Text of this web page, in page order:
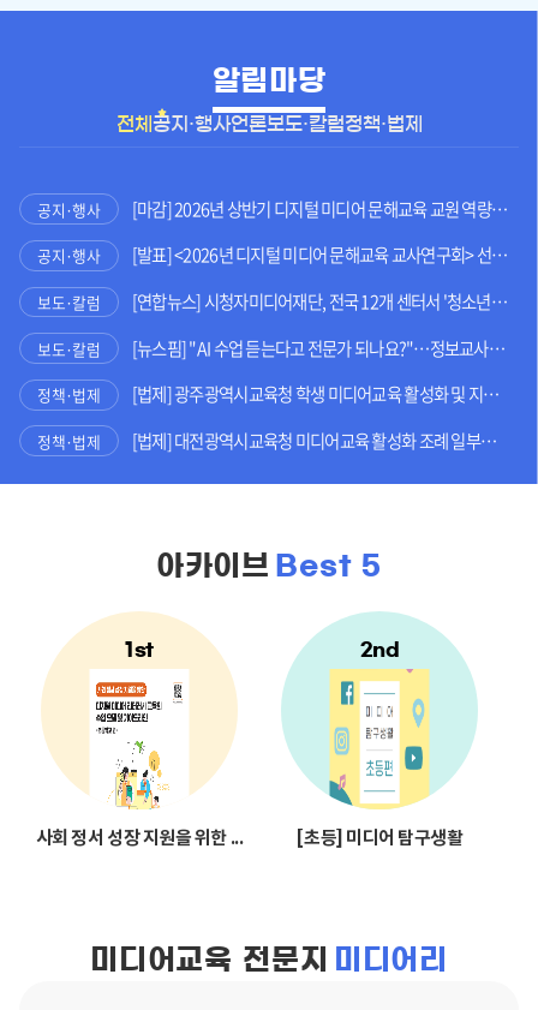
알림마당
전체
공지·행사 [마감] 2026년 상반기 디지털 미디어 문해교육 교원 역량 강화 연수 참여자 모집
공지·행사 [발표] <2026년 디지털 미디어 문해교육 교사연구회> 선정 결과 발표
보도·칼럼 [연합뉴스] 시청자미디어재단, 전국 12개 센터서 '청소년 미디어 주간'
보도·칼럼 [뉴스핌] "AI 수업 듣는다고 전문가 되나요?"…정보교사가 말하는 진짜 'AI 시대 인재'는
정책·법제 [법제] 광주광역시교육청 학생 미디어교육 활성화 및 지원에 관한 조례 전부개정조례안
정책·법제 [법제] 대전광역시교육청 미디어교육 활성화 조례 일부개정조례안
공지·행사언론보도·칼럼정책·법제
아카이브 Best 5
사회 정서 성장 지원을 위한 디지털 미디어 문해교육 수업 모델 및 가이
[초등] 미디어 탐구생활
미디어교육 전문지 미디어리